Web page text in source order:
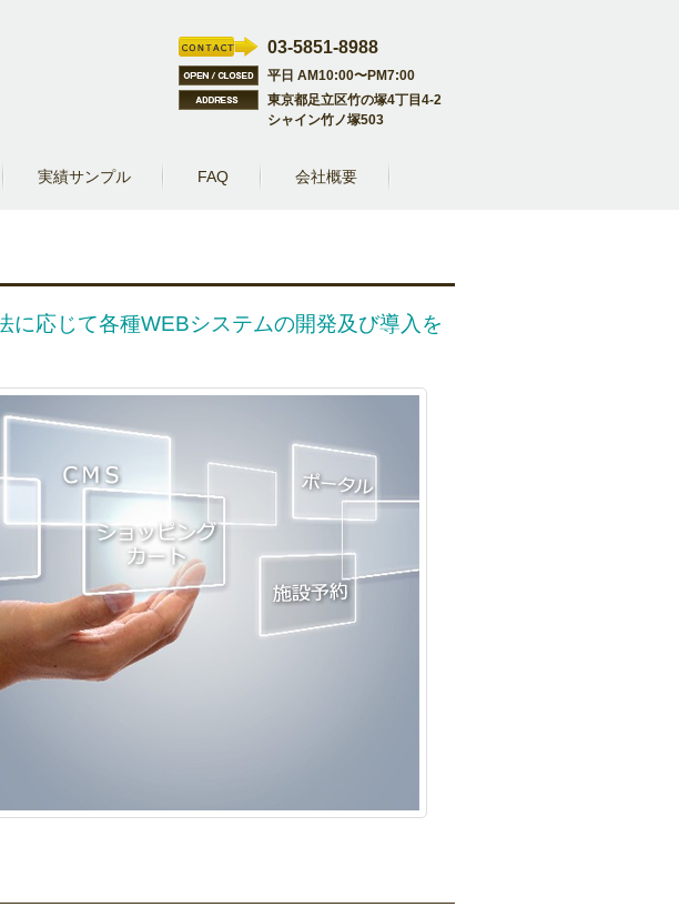
03-5851-8988
平日 AM10:00〜PM7:00
東京都足立区竹の塚4丁目4-2
シャイン竹ノ塚503
実績サンプル FAQ 会社概要
に応じて各種WEBシステムの開発及び導入を